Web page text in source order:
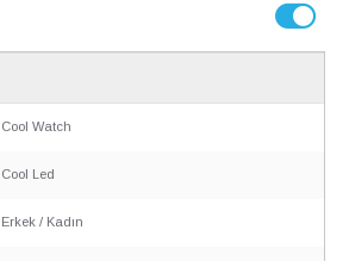
Cool Watch
Cool Led
Erkek / Kadın